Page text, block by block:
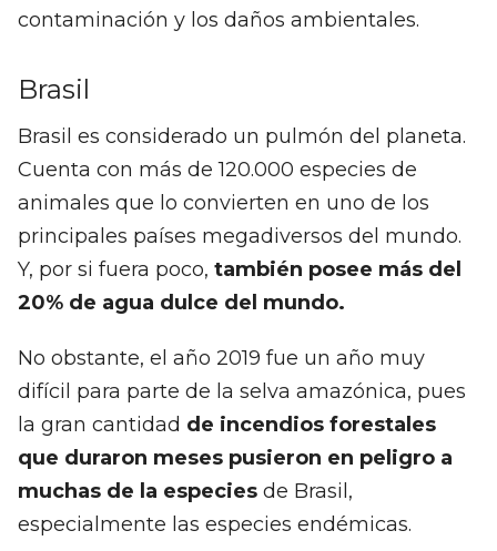
contaminación y los daños ambientales.
Brasil
Brasil es considerado un pulmón del planeta.
Cuenta con más de 120.000 especies de
animales que lo convierten en uno de los
principales países megadiversos del mundo.
Y, por si fuera poco, también posee más del
20% de agua dulce del mundo.
No obstante, el año 2019 fue un año muy
difícil para parte de la selva amazónica, pues
la gran cantidad de incendios forestales
que duraron meses pusieron en peligro a
muchas de la especies de Brasil,
especialmente las especies endémicas.